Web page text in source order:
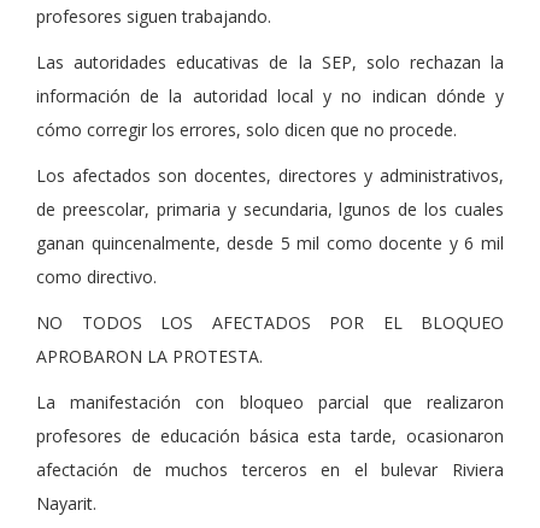
profesores siguen trabajando.
Las autoridades educativas de la SEP, solo rechazan la
información de la autoridad local y no indican dónde y
cómo corregir los errores, solo dicen que no procede.
Los afectados son docentes, directores y administrativos,
de preescolar, primaria y secundaria, lgunos de los cuales
ganan quincenalmente, desde 5 mil como docente y 6 mil
como directivo.
NO TODOS LOS AFECTADOS POR EL BLOQUEO
APROBARON LA PROTESTA.
La manifestación con bloqueo parcial que realizaron
profesores de educación básica esta tarde, ocasionaron
afectación de muchos terceros en el bulevar Riviera
Nayarit.